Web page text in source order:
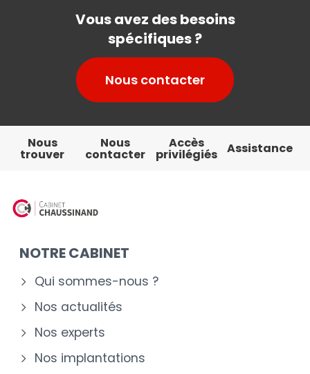
Vous avez des besoins
spécifiques ?
Nous contacter
Nous
trouver
Nous
contacter
Accès
privilégiés Assistance
NOTRE CABINET
Qui sommes-nous ?
Nos actualités
Nos experts
Nos implantations